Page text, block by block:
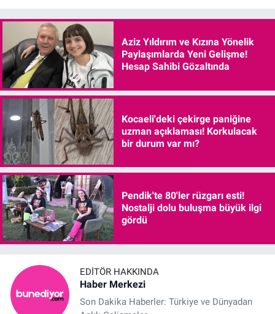
Aziz Yıldırım ve Kızına Yönelik
Paylaşımlarda Yeni Gelişme!
Hesap Sahibi Gözaltında
Kocaeli'deki çekirge paniğine
uzman açıklaması! Korkulacak
bir durum var mı?
Pendik'te 80'ler rüzgarı esti!
Nostalji dolu buluşma büyük ilgi
gördü
EDITÖR HAKKINDA
Haber Merkezi
Son Dakika Haberler: Türkiye ve Dünyadan